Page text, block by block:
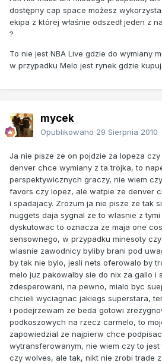
dostępny cap space możesz
ekipa z której właśnie odszedł jeden z
?
To nie jest NBA Live gdzie do wymiany
w przypadku Melo jest rynek gdzie
mycek
Opublikowano 29 Sierpnia 2010
Ja nie pisze ze on pojdzie za lopeza
denver chce wymiany z ta trojka, to
perspektywicznych graczy, nie wiem
favors czy lopez, ale watpie ze denver
i spadajacy. Zrozum ja nie pisze ze tak
nuggets daja sygnal ze to wlasnie z
dyskutowac to oznacza ze maja one
sensownego, w przypadku minesoty
wlasnie zawodnicy byliby brani pod
by tak nie bylo, jesli nets oferowalo by
melo juz pakowalby sie do nix za gallo i
zdesperowani, na pewno, mialo byc
chcieli wyciagnac jakiegs superstara,
i podejrzewam ze beda gotowi
podkoszowych na rzecz carmelo, to
zapowiedzial ze najpierw chce
wytransferowanym, nie wiem czy to
czy wolves, ale tak, nikt nie zrobi trade